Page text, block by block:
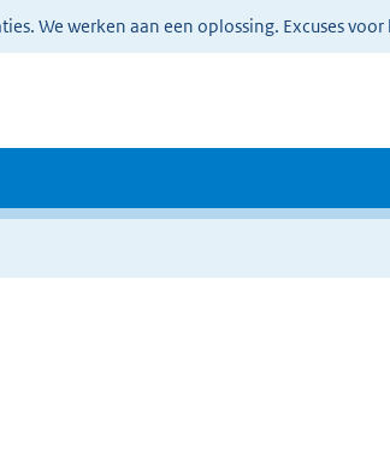
We werken aan een oplossing. Excuses